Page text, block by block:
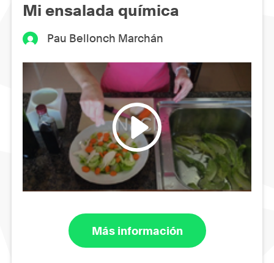
Mi ensalada química
Pau Bellonch Marchán
Más información